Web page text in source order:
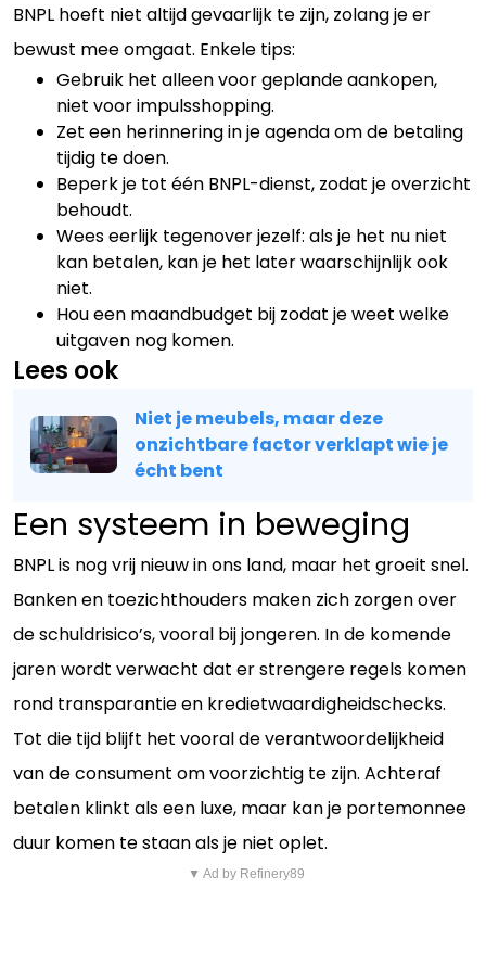
BNPL hoeft niet altijd gevaarlijk te zijn, zolang je er
bewust mee omgaat. Enkele tips:
Gebruik het alleen voor geplande aankopen,
niet voor impulsshopping.
Zet een herinnering in je agenda om de betaling
tijdig te doen.
Beperk je tot één BNPL-dienst, zodat je overzicht
behoudt.
Wees eerlijk tegenover jezelf: als je het nu niet
kan betalen, kan je het later waarschijnlijk ook
niet.
Hou een maandbudget bij zodat je weet welke
uitgaven nog komen.
Lees ook
Niet je meubels, maar deze
onzichtbare factor verklapt wie je
écht bent
Een systeem in beweging
BNPL is nog vrij nieuw in ons land, maar het groeit snel.
Banken en toezichthouders maken zich zorgen over
de schuldrisico’s, vooral bij jongeren. In de komende
jaren wordt verwacht dat er strengere regels komen
rond transparantie en kredietwaardigheidschecks.
Tot die tijd blijft het vooral de verantwoordelijkheid
van de consument om voorzichtig te zijn. Achteraf
betalen klinkt als een luxe, maar kan je portemonnee
duur komen te staan als je niet oplet.
▼ Ad by Refinery89